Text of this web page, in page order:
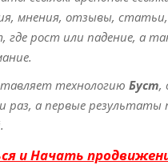
мнения, отзывы, статьи,
где рост или падение, а
технологию Буст,
раз, а первые
и Начать